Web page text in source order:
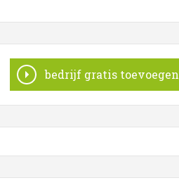
bedrijf gratis toevoegen